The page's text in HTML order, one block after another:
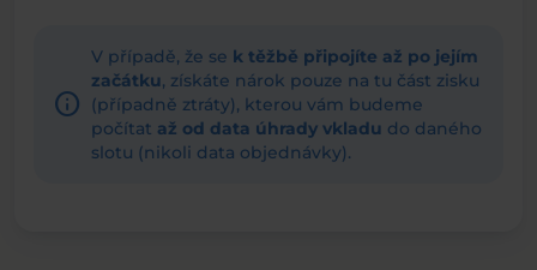
info
V případě, že se k těžbě připojíte až po jejím
začátku, získáte nárok pouze na tu část zisku
(případně ztráty), kterou vám budeme
počítat až od data úhrady vkladu do daného
slotu (nikoli data objednávky).